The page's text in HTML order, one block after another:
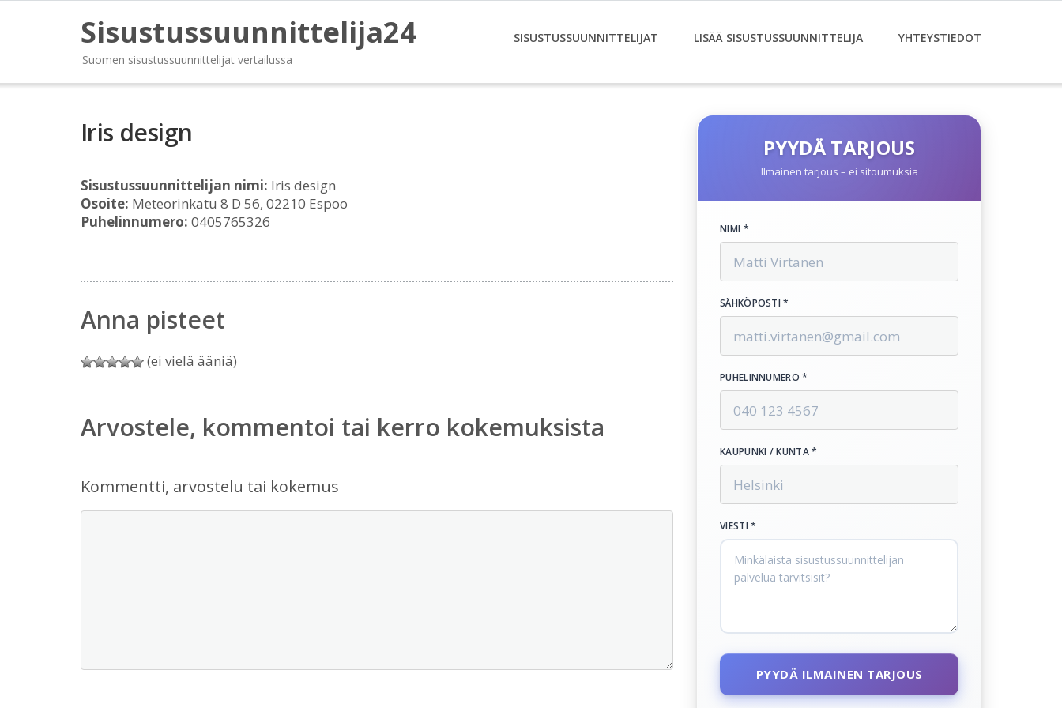
Sisustussuunnittelija24
Suomen sisustussuunnittelijat vertailussa
SISUSTUSSUUNNITTELIJAT LISÄÄ SISUSTUSSUUNNITTELIJA YHTEYSTIEDOT
Iris design
Sisustussuunnittelijan nimi: Iris design
Osoite: Meteorinkatu 8 D 56, 02210 Espoo
Puhelinnumero: 0405765326
Anna pisteet
(ei vielä ääniä)
Arvostele, kommentoi tai kerro kokemuksista
Kommentti, arvostelu tai kokemus
PYYDÄ TARJOUS
Ilmainen tarjous – ei sitoumuksia
NIMI *
SÄHKÖPOSTI *
PUHELINNUMERO *
KAUPUNKI / KUNTA *
VIESTI *
PYYDÄ ILMAINEN TARJOUS